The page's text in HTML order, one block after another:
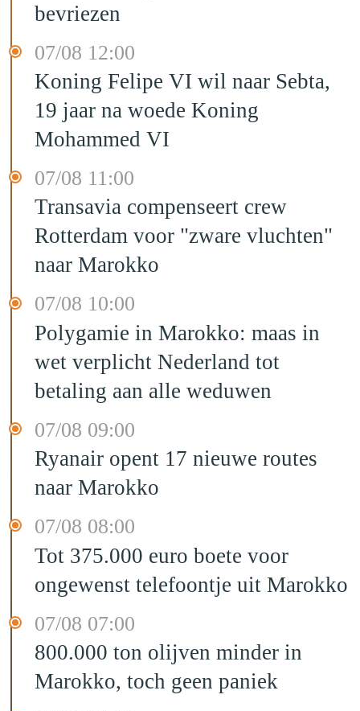
bevriezen
07/08 12:00
Koning Felipe VI wil naar Sebta,
19 jaar na woede Koning
Mohammed VI
07/08 11:00
Transavia compenseert crew
Rotterdam voor "zware vluchten"
naar Marokko
07/08 10:00
Polygamie in Marokko: maas in
wet verplicht Nederland tot
betaling aan alle weduwen
07/08 09:00
Ryanair opent 17 nieuwe routes
naar Marokko
07/08 08:00
Tot 375.000 euro boete voor
ongewenst telefoontje uit Marokko
07/08 07:00
800.000 ton olijven minder in
Marokko, toch geen paniek